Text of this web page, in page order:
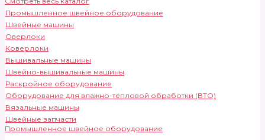
Промышленное швейное оборудование
Швейные машины
Оверлоки
Коверлоки
Вышивальные машины
Швейно-вышивальные машины
Раскройное оборудование
Оборудование для влажно-тепловой обработки (ВТО)
Вязальные машины
Швейные запчасти
Промышленное швейное оборудование